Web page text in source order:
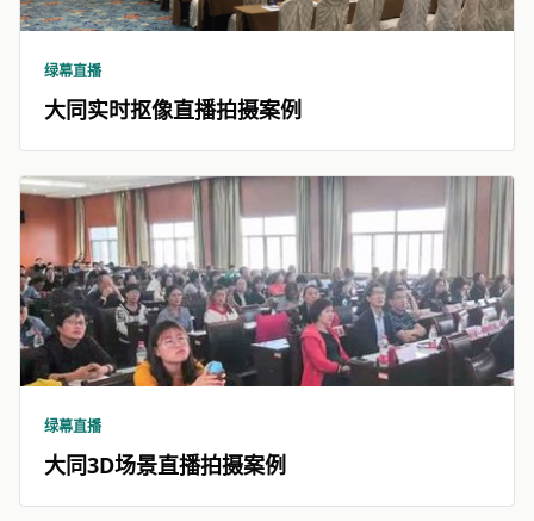
绿幕直播
大同实时抠像直播拍摄案例
绿幕直播
大同3D场景直播拍摄案例